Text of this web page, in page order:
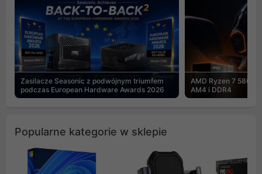
Zasilacze Seasonic z podwójnym triumfem
podczas European Hardware Awards 2026
AMD Ryzen 7
AM4 i DDR4
Popularne kategorie w sklepie